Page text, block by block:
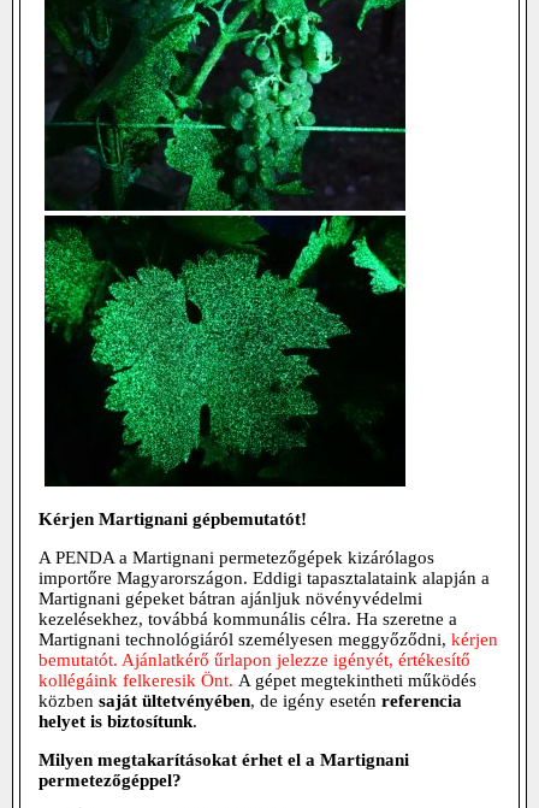
Kérjen Martignani gépbemutatót!
A PENDA a Martignani permetezőgépek kizárólagos
importőre Magyarországon. Eddigi tapasztalataink alapján a
Martignani gépeket bátran ajánljuk növényvédelmi
kezelésekhez, továbbá kommunális célra. Ha szeretne a
Martignani technológiáról személyesen meggyőződni, kérjen
bemutatót. Ajánlatkérő űrlapon jelezze igényét, értékesítő
kollégáink felkeresik Önt. A gépet megtekintheti működés
közben saját ültetvényében, de igény esetén referencia
helyet is biztosítunk.
Milyen megtakarításokat érhet el a Martignani
permetezőgéppel?